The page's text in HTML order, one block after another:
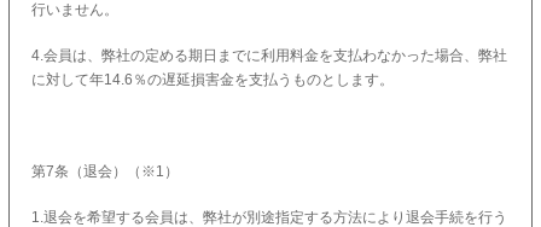
行いません。
4.会員は、弊社の定める期日までに利用料金を支払わなかった場合、弊社
に対して年14.6％の遅延損害金を支払うものとします。
第7条（退会）（※1）
1.退会を希望する会員は、弊社が別途指定する方法により退会手続を行う